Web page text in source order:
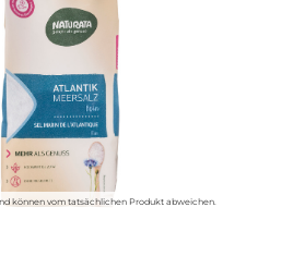
können vom tatsächlichen Produkt abweichen.